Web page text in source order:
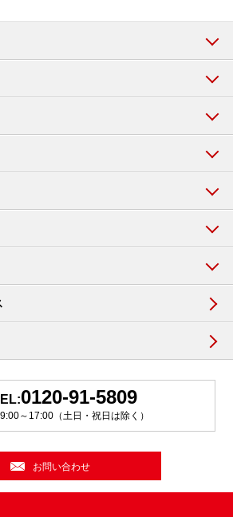
0120-91-5809
～17:00（土日・祝日は除く）
お問い合わせ